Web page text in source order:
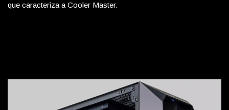
que caracteriza a Cooler Master.